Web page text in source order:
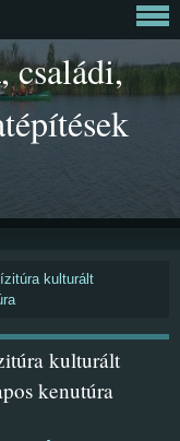
családi,
kulturált
kulturált
kenutúra